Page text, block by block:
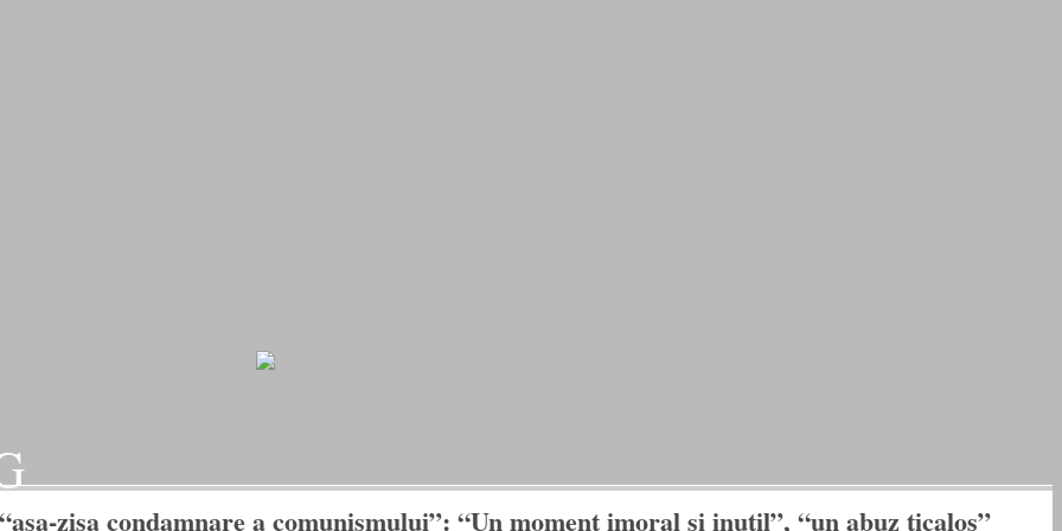
zisa condamnare a comunismului”: “Un moment imoral si inutil”, “un abuz ticalos”